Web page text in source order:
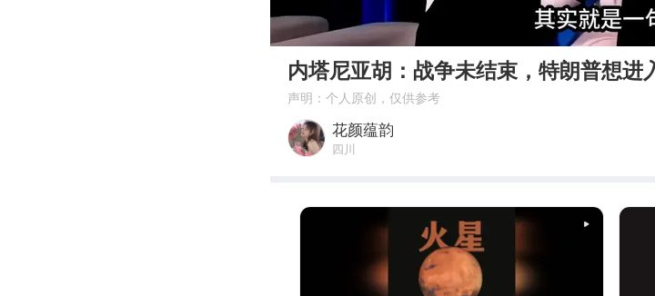
00:00
内塔尼亚胡：战争未结束，特朗普想进
声明：个人原创，仅供参考
花颜蕴韵
四川